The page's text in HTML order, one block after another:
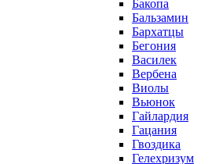
Бакопа
Бальзамин
Бархатцы
Бегония
Василек
Вербена
Виолы
Вьюнок
Гайлардия
Гацания
Гвоздика
Гелехризум